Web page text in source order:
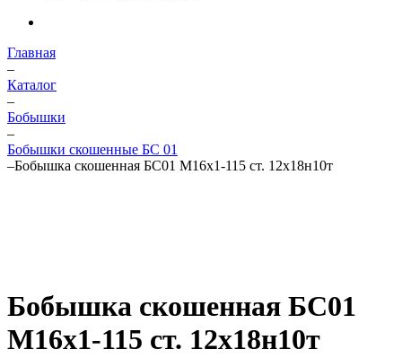
Главная
–
Каталог
–
Бобышки
–
Бобышки скошенные БС 01
–Бобышка скошенная БС01 М16х1-115 ст. 12х18н10т
Бобышка скошенная БС01
М16х1-115 ст. 12х18н10т